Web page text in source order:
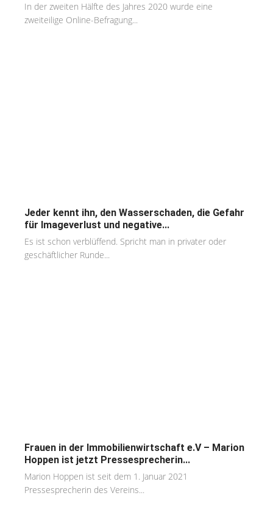
In der zweiten Hälfte des Jahres 2020 wurde eine
zweiteilige Online-Befragung...
Jeder kennt ihn, den Wasserschaden, die Gefahr
für Imageverlust und negative...
Es ist schon verblüffend. Spricht man in privater oder
geschäftlicher Runde...
Frauen in der Immobilienwirtschaft e.V – Marion
Hoppen ist jetzt Pressesprecherin...
Marion Hoppen ist seit dem 1. Januar 2021
Pressesprecherin des Vereins...